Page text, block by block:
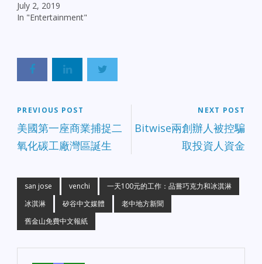
July 2, 2019
In "Entertainment"
PREVIOUS POST
美國第一座商業捕捉二
氧化碳工廠灣區誕生
NEXT POST
Bitwise兩創辦人被控騙
取投資人資金
san jose venchi
一天100元的工作：品嘗巧克力和冰淇淋
冰淇淋
矽谷中文媒體
老中地方新聞
舊金山免費中文報紙